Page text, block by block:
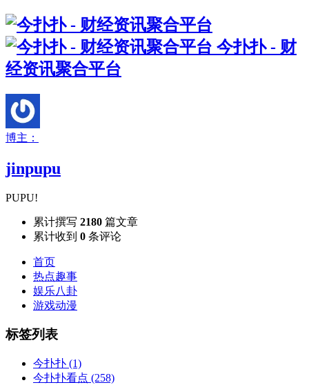
今扑扑 - 财
经资讯聚合平台
博主：
jinpupu
PUPU!
累计撰写 2180 篇文章
累计收到 0 条评论
首页
热点趣事
娱乐八卦
游戏动漫
标签列表
今扑扑 (1)
今扑扑看点 (258)